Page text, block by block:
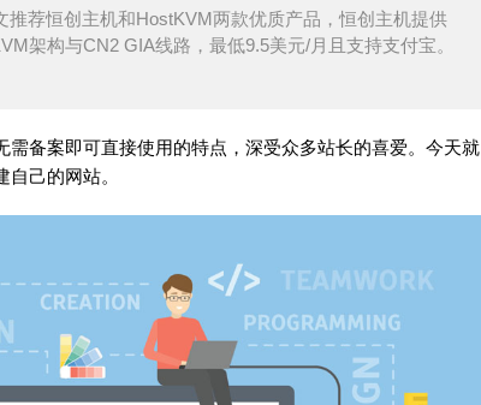
荐恒创主机和HostKVM两款优质产品，恒创主机提供
架构与CN2 GIA线路，最低9.5美元/月且支持支付宝。
备案即可直接使用的特点，深受众多站长的喜爱。今天就
己的网站。